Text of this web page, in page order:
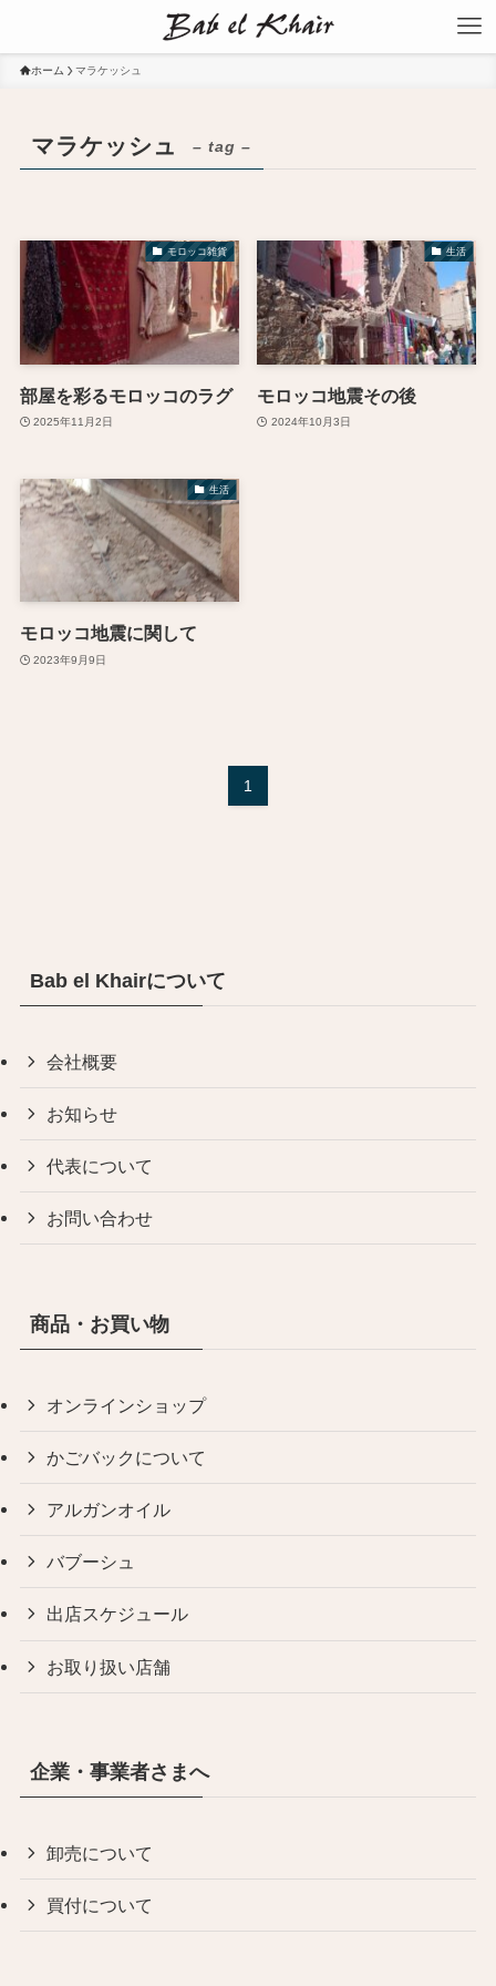
ホーム マラケッシュ
マラケッシュ – tag –
モロッコ雑貨
部屋を彩るモロッコのラグ
2025年11月2日
生活
モロッコ地震その後
2024年10月3日
生活
モロッコ地震に関して
2023年9月9日
1
Bab el Khairについて
会社概要
お知らせ
代表について
お問い合わせ
商品・お買い物
オンラインショップ
かごバックについて
アルガンオイル
バブーシュ
出店スケジュール
お取り扱い店舗
企業・事業者さまへ
卸売について
買付について